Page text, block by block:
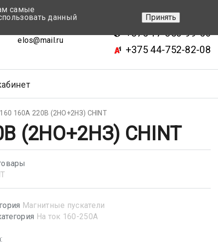
elos@mail.ru
+375 17-343-46-70
+375 17-350-99-56
+375 44-752-82-08
160A 220В (2НО+2НЗ) CHINT
(2НО+2НЗ) CHINT
Магнитные пускатели
На ток 160-250А
самые
данный
Принять